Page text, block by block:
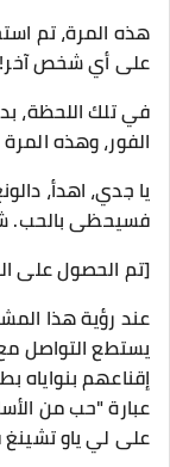
هذه المرة، تم
على أي شخص آخر!
في تلك اللحظة،
الفور، وهذه
يا جدي، اهدأ،
فسيحظى بالحب.
[تم الحصول على
عند رؤية هذا
يستطع التواصل مع
إقناعهم بنواياه
عبارة "حب من
على لي ياو